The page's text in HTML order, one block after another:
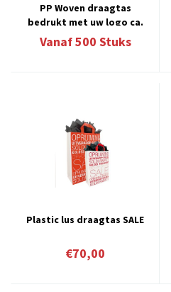
PP Woven draagtas
bedrukt met uw logo ca.
10 á 12 weken
Vanaf500 Stuks
Plastic lus draagtas SALE
€70,00